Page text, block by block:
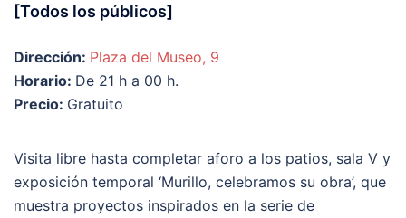
[Todos los públicos]
Dirección: Plaza del Museo, 9
Horario: De 21 h a 00 h.
Precio: Gratuito
Visita libre hasta completar aforo a los patios, sala V y
exposición temporal ‘Murillo, celebramos su obra’, que
muestra proyectos inspirados en la serie de